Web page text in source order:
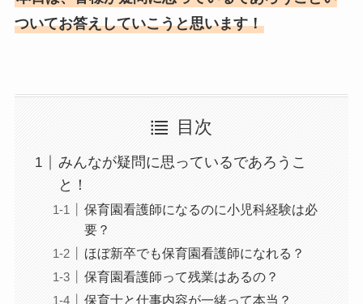
ついてお答えしていこうと思います！
目次
みんなが疑問に思っているであろうこ
と！
保育園看護師になるのに小児科経験は必
要？
ほぼ新卒でも保育園看護師になれる？
保育園看護師って残業はあるの？
保育士と仕事内容が一緒って本当？